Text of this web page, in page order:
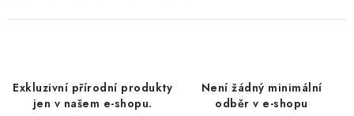
LYOFILIZOVANÉ OVOCE
Exkluzivní přírodní produkty
jen v našem e-shopu.
Není žádný minimální
odběr v e-shopu